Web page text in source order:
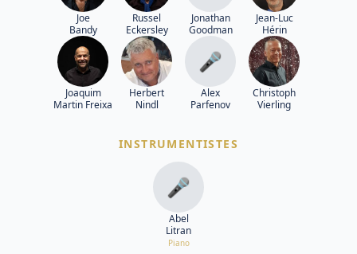
Joe
Bandy
Russel
Eckersley
Jonathan
Goodman
Jean-Luc
Hérin
Joaquim
Martin Freixa
Herbert
Nindl
🎤
Alex
Parfenov
Christoph
Vierling
INSTRUMENTISTES
🎤
Abel
Litran
Piano